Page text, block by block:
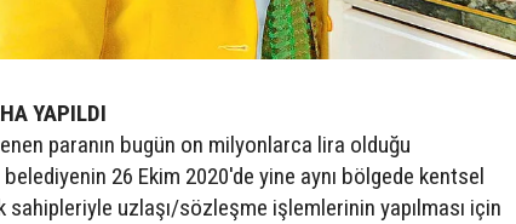
YAPILDI
paranın bugün on milyonlarca lira olduğu
belediyenin 26 Ekim 2020'de yine aynı bölgede kentsel
sahipleriyle uzlaşı/sözleşme işlemlerinin yapılması için